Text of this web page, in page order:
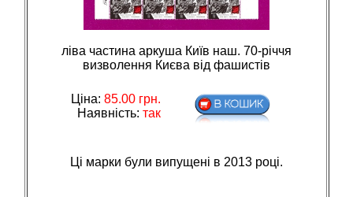
ліва частина аркуша Київ наш. 70-річчя
визволення Києва від фашистів
Ціна: 85.00грн.
Наявність: так
Ці марки були випущені в 2013 році.